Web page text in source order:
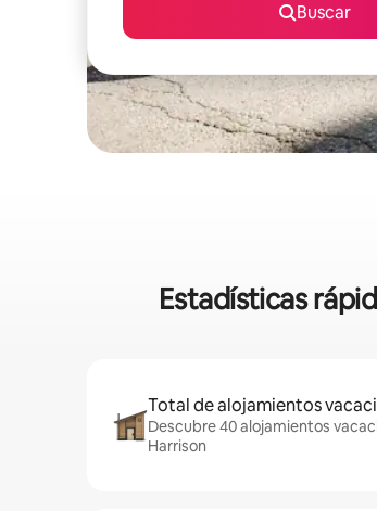
Buscar
Estadísticas
Total de alojamientos
Descubre 40 alojamientos
Harrison